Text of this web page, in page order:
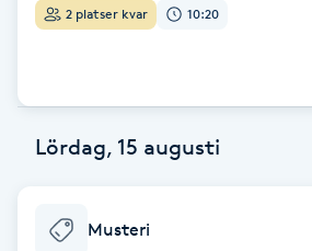
Fransfärgning
Fransförlängning Megavolym
Fransförlängning Volym
2 platser kvar 10:20
Lördag, 15 augusti
Musteri